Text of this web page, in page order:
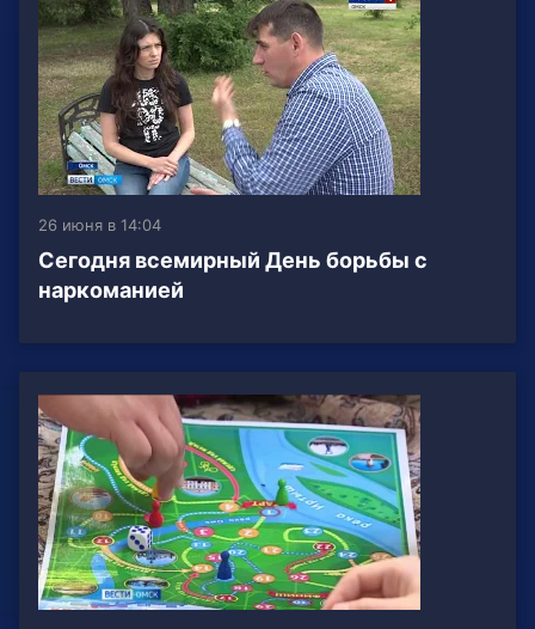
26 июня в 14:04
Сегодня всемирный День борьбы с
наркоманией